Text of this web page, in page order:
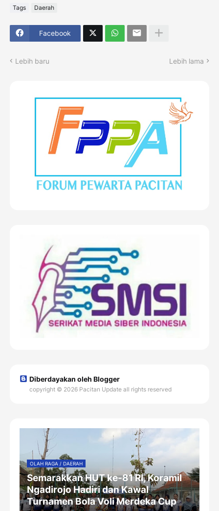
Tags Daerah
Facebook
Lebih baru Lebih lama
Diberdayakan oleh Blogger
copyright © 2026 Pacitan Update all rights reserved
OLAH RAGA / DAERAH
Semarakkan HUT ke-81 RI, Koramil
Ngadirojo Hadiri dan Kawal
Turnamen Bola Voli Merdeka Cup